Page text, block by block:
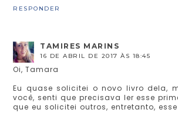
RESPONDER
TAMIRES MARINS
16 DE ABRIL DE 2017 ÀS 18:45
Oi, Tamara
Eu quase solicitei o novo livro dela,
você, senti que precisava ler esse
que eu solicitei outros, entretanto,